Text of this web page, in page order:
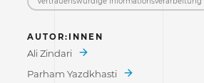
AUTOR:INNEN
Ali Zindari
Parham Yazdkhasti